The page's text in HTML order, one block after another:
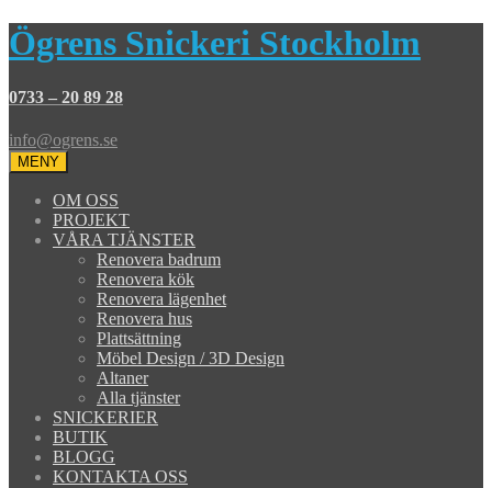
Ögrens Snickeri Stockholm
0733 – 20 89 28
info@ogrens.se
MENY
OM OSS
PROJEKT
VÅRA TJÄNSTER
Renovera badrum
Renovera kök
Renovera lägenhet
Renovera hus
Plattsättning
Möbel Design / 3D Design
Altaner
Alla tjänster
SNICKERIER
BUTIK
BLOGG
KONTAKTA OSS